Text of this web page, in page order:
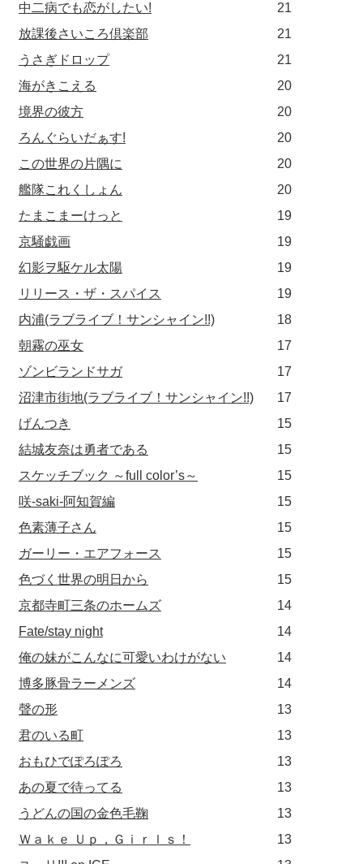
中二病でも恋がしたい!
21
放課後さいころ倶楽部
21
うさぎドロップ
21
海がきこえる
20
境界の彼方
20
ろんぐらいだぁす!
20
この世界の片隅に
20
艦隊これくしょん
20
たまこまーけっと
19
京騒戯画
19
幻影ヲ駆ケル太陽
19
リリース・ザ・スパイス
19
内浦(ラブライブ！サンシャイン!!)
18
朝霧の巫女
17
ゾンビランドサガ
17
沼津市街地(ラブライブ！サンシャイン!!)
17
げんつき
15
結城友奈は勇者である
15
スケッチブック ～full color’s～
15
咲-saki-阿知賀編
15
色素薄子さん
15
ガーリー・エアフォース
15
色づく世界の明日から
15
京都寺町三条のホームズ
14
Fate/stay night
14
俺の妹がこんなに可愛いわけがない
14
博多豚骨ラーメンズ
14
聲の形
13
君のいる町
13
おもひでぽろぽろ
13
あの夏で待ってる
13
うどんの国の金色毛鞠
13
Ｗａｋｅ Ｕｐ，Ｇｉｒｌｓ！
13